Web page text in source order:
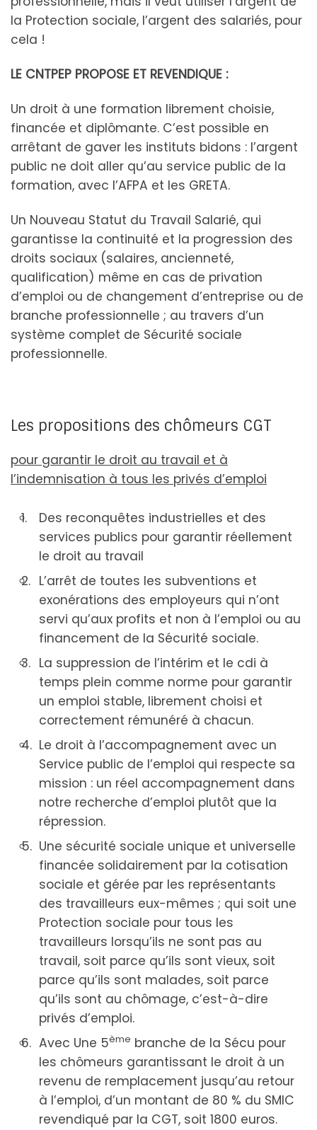
la Protection sociale, l’argent des salariés, pour
cela !
LE CNTPEP PROPOSE ET REVENDIQUE :
Un droit à une formation librement choisie,
financée et diplômante. C’est possible en
arrêtant de gaver les instituts bidons : l’argent
public ne doit aller qu’au service public de la
formation, avec l’AFPA et les GRETA.
Un Nouveau Statut du Travail Salarié, qui
garantisse la continuité et la progression des
droits sociaux (salaires, ancienneté,
qualification) même en cas de privation
d’emploi ou de changement d’entreprise ou de
branche professionnelle ; au travers d’un
système complet de Sécurité sociale
professionnelle.
Les propositions des chômeurs CGT
pour garantir le droit au travail et à
l’indemnisation à tous les privés d’emploi
Des reconquêtes industrielles et des
services publics pour garantir réellement
le droit au travail
L’arrêt de toutes les subventions et
exonérations des employeurs qui n’ont
servi qu’aux profits et non à l’emploi ou au
financement de la Sécurité sociale.
La suppression de l’intérim et le cdi à
temps plein comme norme pour garantir
un emploi stable, librement choisi et
correctement rémunéré à chacun.
Le droit à l’accompagnement avec un
Service public de l’emploi qui respecte sa
mission : un réel accompagnement dans
notre recherche d’emploi plutôt que la
répression.
Une sécurité sociale unique et universelle
financée solidairement par la cotisation
sociale et gérée par les représentants
des travailleurs eux-mêmes ; qui soit une
Protection sociale pour tous les
travailleurs lorsqu’ils ne sont pas au
travail, soit parce qu’ils sont vieux, soit
parce qu’ils sont malades, soit parce
qu’ils sont au chômage, c’est-à-dire
privés d’emploi.
Avec Une 5ème branche de la Sécu pour
les chômeurs garantissant le droit à un
revenu de remplacement jusqu’au retour
à l’emploi, d’un montant de 80 % du SMIC
revendiqué par la CGT, soit 1800 euros.